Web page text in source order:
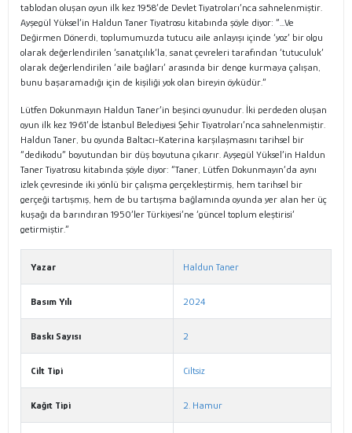
tablodan oluşan oyun ilk kez 1958’de Devlet Tiyatroları’nca sahnelenmiştir.
Ayşegül Yüksel’in Haldun Taner Tiyatrosu kitabında şöyle diyor: “...Ve
Değirmen Dönerdi, toplumumuzda tutucu aile anlayışı içinde ‘yoz’ bir olgu
olarak değerlendirilen ‘sanatçılık’la, sanat çevreleri tarafından ‘tutuculuk’
olarak değerlendirilen ‘aile bağları’ arasında bir denge kurmaya çalışan,
bunu başaramadığı için de kişiliği yok olan bireyin öyküdür.”
Lütfen Dokunmayın Haldun Taner’in beşinci oyunudur. İki perdeden oluşan
oyun ilk kez 1961’de İstanbul Belediyesi Şehir Tiyatroları’nca sahnelenmiştir.
Haldun Taner, bu oyunda Baltacı-Katerina karşılaşmasını tarihsel bir
“dedikodu” boyutundan bir düş boyutuna çıkarır. Ayşegül Yüksel’in Haldun
Taner Tiyatrosu kitabında şöyle diyor: “Taner, Lütfen Dokunmayın’da aynı
izlek çevresinde iki yönlü bir çalışma gerçekleştirmiş, hem tarihsel bir
gerçeği tartışmış, hem de bu tartışma bağlamında oyunda yer alan her üç
kuşağı da barındıran 1950’ler Türkiyesi’ne ‘güncel toplum eleştirisi’
getirmiştir.”
Yazar Haldun Taner
Basım Yılı 2024
Baskı Sayısı 2
Cilt Tipi Ciltsiz
Kağıt Tipi 2. Hamur